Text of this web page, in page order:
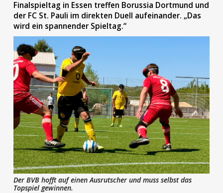
Finalspieltag in Essen treffen Borussia Dortmund und
der FC St. Pauli im direkten Duell aufeinander. „Das
wird ein spannender Spieltag.“
Der BVB hofft auf einen Ausrutscher und muss selbst das
Topspiel gewinnen.